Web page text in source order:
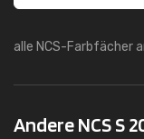
alle NCS-Farbfächer
Andere NCS S